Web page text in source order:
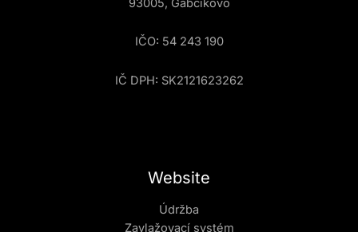
93005, Gabčíkovo
IČO: 54 243 190
IČ DPH: SK2121623262
Website
Údržba
Zavlažovací systém